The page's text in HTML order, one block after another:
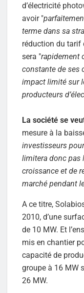
d’électricité
avoir "
terme dans sa
réduction du tarif
sera "rapidement
constante de ses
impact limité sur
producteurs
La société se
mesure à la
investisseurs
limitera donc pas
croissance et de
marché pendant
A ce titre,
2010, d’une
de 10 MW. Et
mis en chantier
capacité de
groupe à 16 MW
26 MW.